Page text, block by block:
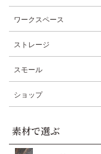
ワークスペース
ストレージ
スモール
ショップ
素材で選ぶ